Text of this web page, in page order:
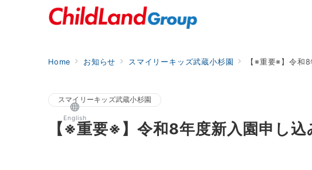
English
Home お知らせ スマイリーキッズ武蔵小杉園 【※重要※】令和
スマイリーキッズ武蔵小杉園
【※重要※】令和8年度新入園申し